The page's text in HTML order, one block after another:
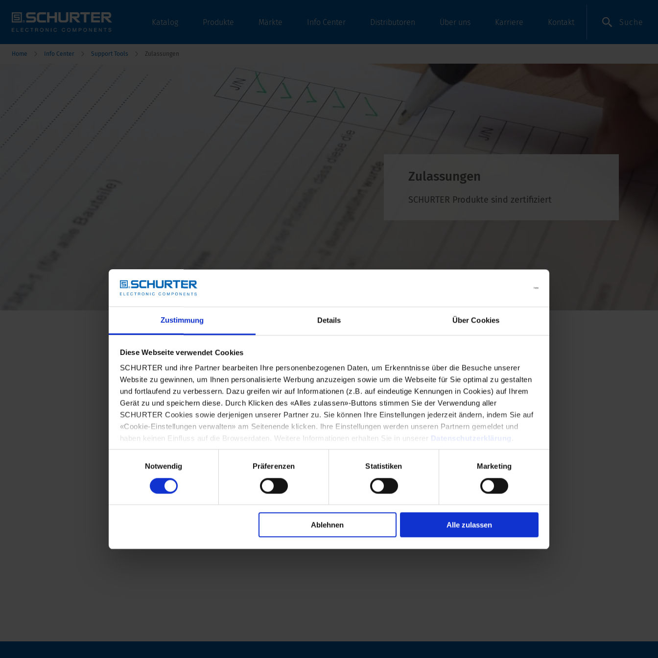
Zustimmung Details Über Cookies
Diese Webseite verwendet Cookies
SCHURTER und ihre Partner bearbeiten Ihre personenbezogenen Daten, um Erkenntnisse über die Besuche unserer
Website zu gewinnen, um Ihnen personalisierte Werbung anzuzeigen sowie um die Webseite für Sie optimal zu gestalten
und fortlaufend zu verbessern. Dazu greifen wir auf Informationen (z.B. auf eindeutige Kennungen in Cookies) auf Ihrem
Gerät zu und speichern diese. Durch Klicken des «Alles zulassen»-Buttons stimmen Sie der Verwendung aller
SCHURTER Cookies sowie derjenigen unserer Partner zu. Sie können Ihre Einstellungen jederzeit ändern, indem Sie auf
«Cookie-Einstellungen verwalten» am Seitenende klicken. Ihre Einstellungen werden unseren Partnern gemeldet und
haben keinen Einfluss auf die Browserdaten. Weitere Informationen erhalten Sie in unserer
Datenschutzerklärung
Notwendig
Präferenzen Statistiken Marketing
Ablehnen Alle zulassen
Katalog Produkte Märkte Info Center Distributoren Über uns Karriere Kontakt Suche
Home Info Center Support Tools Zulassungen
Zulassungen
SCHURTER Produkte sind zertifiziert